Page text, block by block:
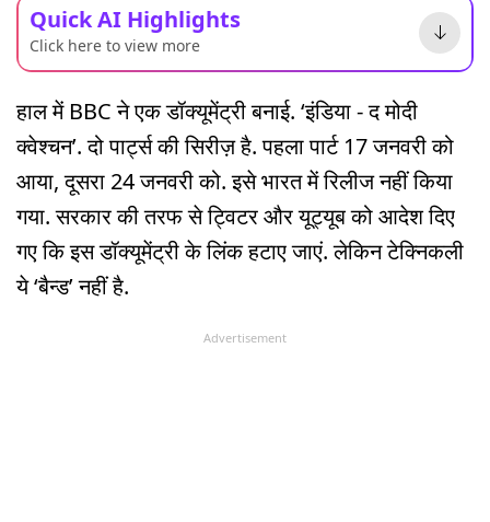
Quick AI Highlights
Click here to view more
हाल में BBC ने एक डॉक्यूमेंट्री बनाई. ‘इंडिया - द मोदी
क्वेश्चन’. दो पार्ट्स की सिरीज़ है. पहला पार्ट 17 जनवरी को
आया, दूसरा 24 जनवरी को. इसे भारत में रिलीज नहीं किया
गया. सरकार की तरफ से ट्विटर और यूट्यूब को आदेश दिए
गए कि इस डॉक्यूमेंट्री के लिंक हटाए जाएं. लेकिन टेक्निकली
ये ‘बैन्ड’ नहीं है.
Advertisement